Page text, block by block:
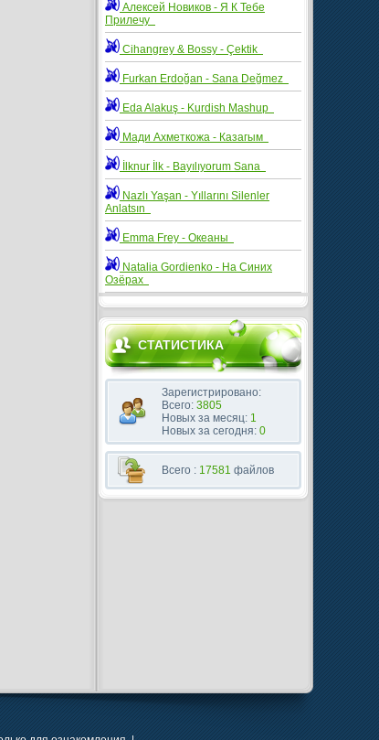
Алексей Новиков - Я К Тебе
Прилечу
Cihangrey & Bossy - Çektik
Furkan Erdoğan - Sana Değmez
Eda Alakuş - Kurdish Mashup
Мади Ахметкожа - Казагым
İlknur İlk - Bayılıyorum Sana
Nazlı Yaşan - Yıllarını Silenler
Anlatsın
Emma Frey - Океаны
Natalia Gordienko - На Синих
Озёрах
СТАТИСТИКА
Зарегистрировано:
Всего: 3805
Новых за месяц: 1
Новых за сегодня: 0
Всего : 17581 файлов